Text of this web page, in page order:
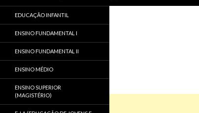
EDUCAÇÃO INFANTIL
ENSINO FUNDAMENTAL I
ENSINO FUNDAMENTAL II
ENSINO MÉDIO
ENSINO SUPERIOR
(MAGISTÉRIO)